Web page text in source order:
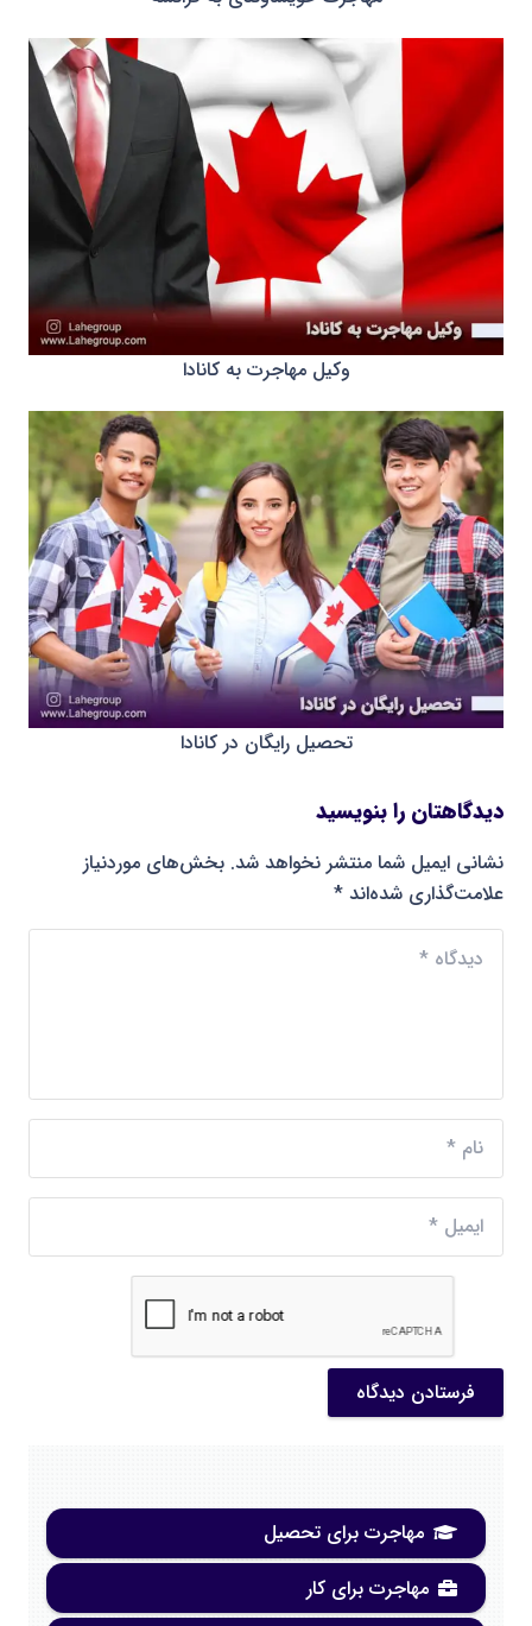
وکیل مهاجرت به کانادا
تحصیل رایگان در کانادا
دیدگاهتان را بنویسید
نشانی ایمیل شما منتشر نخواهد شد. بخش‌های موردنیاز
علامت‌گذاری شده‌اند *
فرستادن دیدگاه
مهاجرت برای تحصیل
مهاجرت برای کار